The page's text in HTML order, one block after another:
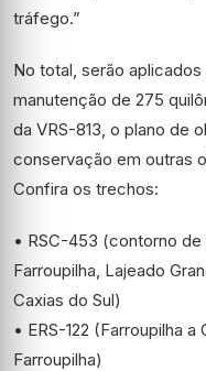
tráfego.”
No total, serão
manutenção de 275
da VRS-813, o plano de
conservação em outras
Confira os trechos:
• RSC-453 (contorno de
Farroupilha, Lajeado
Caxias do Sul)
• ERS-122 (Farroupilha
Farroupilha)